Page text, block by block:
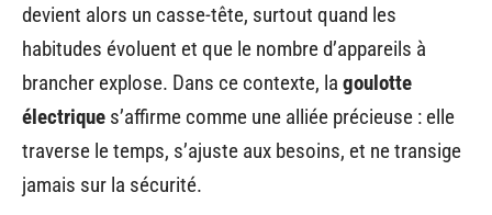
devient alors un casse-tête, surtout quand les
habitudes évoluent et que le nombre d’appareils à
brancher explose. Dans ce contexte, la goulotte
électrique s’affirme comme une alliée précieuse : elle
traverse le temps, s’ajuste aux besoins, et ne transige
jamais sur la sécurité.